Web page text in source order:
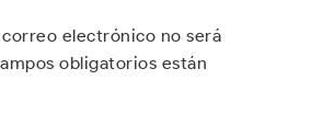
electrónico no será
obligatorios están